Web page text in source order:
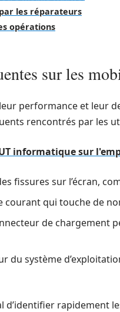
les réparateurs
opérations
sur les
performance et leur
rencontrés par les
informatique sur
fissures sur l’écran,
courant qui touche de
de chargement
du système
rapidement